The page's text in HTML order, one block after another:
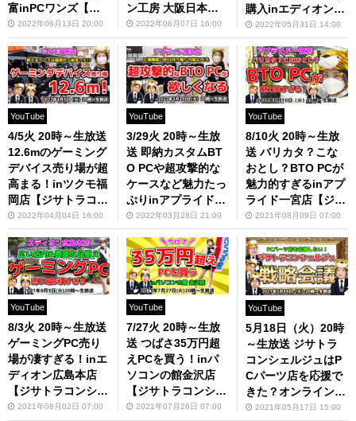
富inPCワンズ【ジ
サトラコンシェルジ
ュ】
2022年06月13日 20:00
ン工房 大阪日本橋
店【ジサトラコンシ
ェルジュ】
2022年06月07日 16:00
購入inエディオンな
んば本店【ジサトラ
コンシェルジュ】
2022年05月31日 14:00
YouTube
4/5火 20時～生放送
12.6mのゲーミング
デバイス売り場が超
高まる！inツクモ福
岡店【ジサトラコン
シェルジュ】
2022年04月04日 16:00
YouTube
3/29火 20時～生放
送 即納カスタムBT
O PCや超攻撃的な
ケースなど魅力たっ
ぷりinアプライド博
多店【ジサトラコン
シェルジュ】
2022年03月28日 21:00
YouTube
8/10火 20時～生放
送 バリカタ？こな
おとし？BTO PCが
魅力的すぎるinアプ
ライド一宮店【ジサ
トラコンシェルジ
ュ】
2021年08月09日 07:00
YouTube
8/3火 20時～生放送
ゲーミングPC売り
場が凄すぎる！inエ
ディオン広島本店
【ジサトラコンシェ
ルジュ】
2021年08月02日 07:00
YouTube
7/27火 20時～生放
送 つばさ35万円超
えPCを買う！inパ
ソコンの館金沢店
【ジサトラコンシェ
ルジュ】
2021年07月26日 07:00
YouTube
5月18日（火）20時
～生放送 ジサトラ
コンシェルジュはP
Cパーツ店を応援で
きた？オンライン戦
略会議
2021年05月17日 15:00